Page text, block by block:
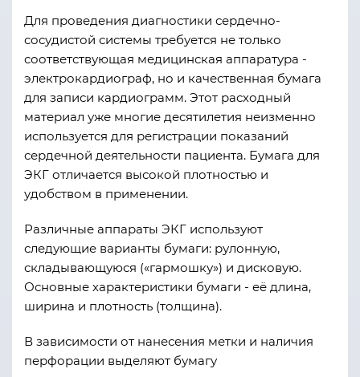
Для проведения диагностики сердечно-
сосудистой системы требуется не только
соответствующая медицинская аппаратура -
электрокардиограф, но и качественная бумага
для записи кардиограмм. Этот расходный
материал уже многие десятилетия неизменно
используется для регистрации показаний
сердечной деятельности пациента. Бумага для
ЭКГ отличается высокой плотностью и
удобством в применении.
Различные аппараты ЭКГ используют
следующие варианты бумаги: рулонную,
складывающуюся («гармошку») и дисковую.
Основные характеристики бумаги - её длина,
ширина и плотность (толщина).
В зависимости от нанесения метки и наличия
перфорации выделяют бумагу